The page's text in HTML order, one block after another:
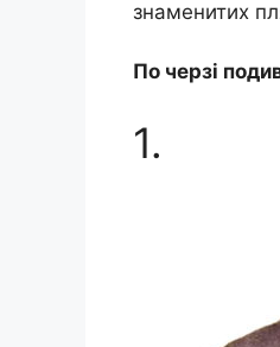
знаменитих
По черзі
1.